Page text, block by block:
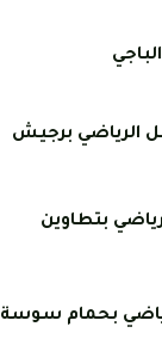
الرياضي برجيش
بتطاوين
بحمام سوسة